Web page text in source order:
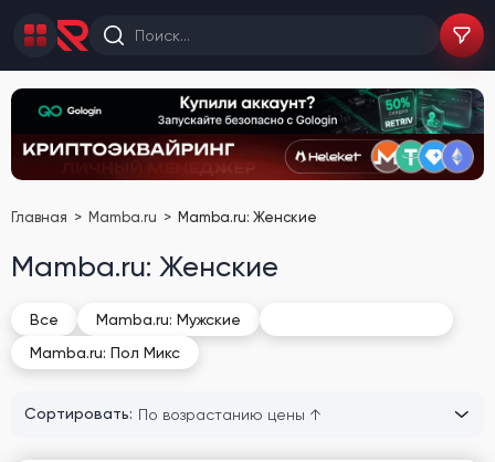
Главная Mamba.ru Mamba.ru: Женские
Mamba.ru: Женские
Все Mamba.ru: Мужские
Mamba.ru: Пол Микс
Сортировать: